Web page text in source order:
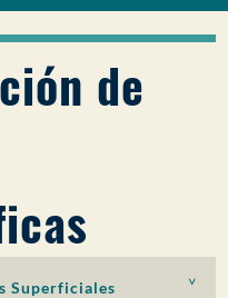
de
Superficiales